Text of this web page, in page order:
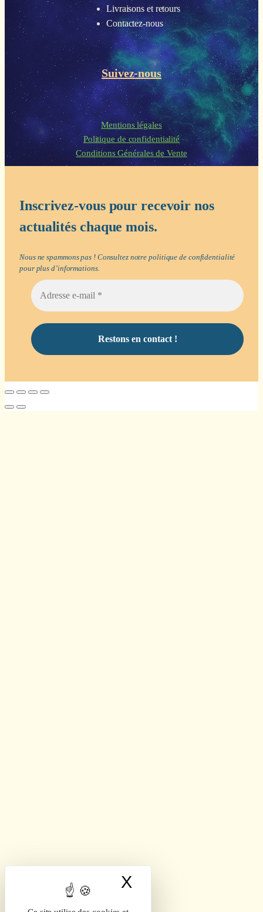
X
Livraisons et retours
Contactez-nous
Suivez-nous
Mentions légales
Politique de confidentialité
Conditions Générales de Vente
Inscrivez-vous pour recevoir nos
actualités chaque mois.
Nous ne spammons pas ! Consultez notrepolitique de confidentialité
pour plus d’informations.